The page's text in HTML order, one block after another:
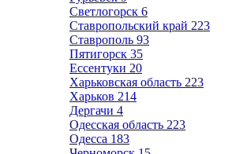
Светлогорск 6
Ставропольский край 223
Ставрополь 93
Пятигорск 35
Ессентуки 20
Харьковская область 223
Харьков 214
Дергачи 4
Одесская область 223
Одесса 183